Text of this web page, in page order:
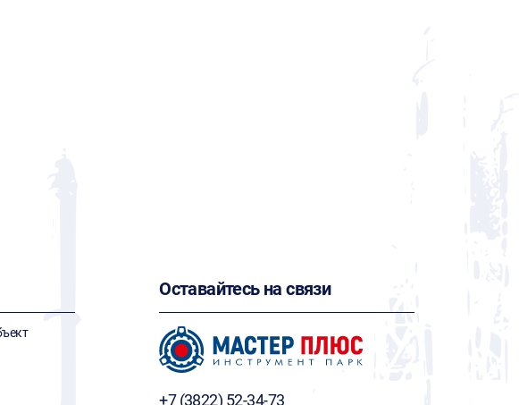
Оставайтесь на связи
+7 (3822) 52-34-73